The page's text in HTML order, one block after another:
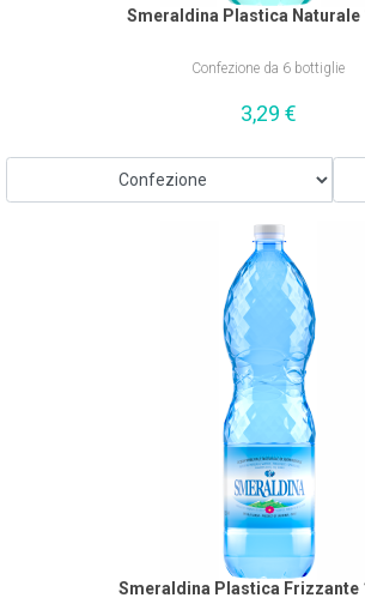
Smeraldina Plastica Naturale
Confezione da 6 bottiglie
3,29 €
Smeraldina Plastica Frizzante